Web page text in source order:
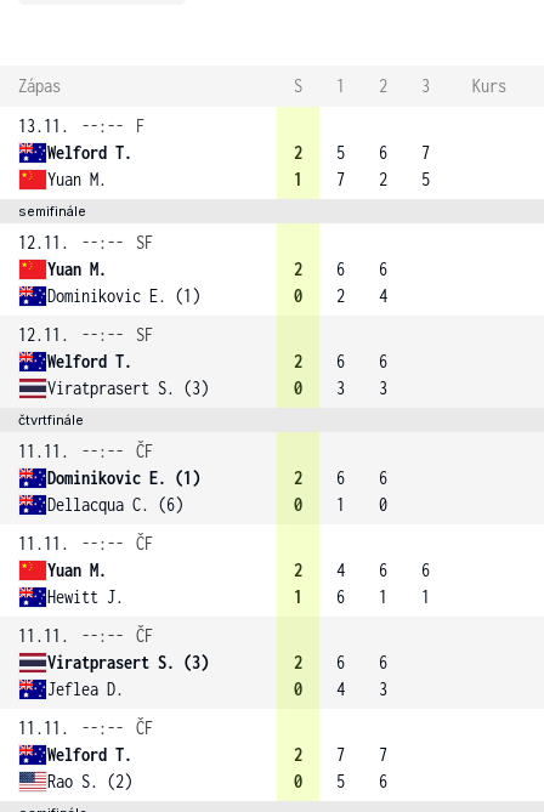
Zápas S 1 2 3
Kurs
13.11.
--:--
F
Welford T.
Yuan M.
2
1
5
7
6
2
7
5
semifinále
12.11. --:--
SF
Yuan M.
Dominikovic E. (1)
2
0
6
2
6
4
12.11.
--:--
SF
Welford T.
Viratprasert S. (3)
2
0
6
3
6
3
čtvrtfinále
11.11. --:--
ČF
Dominikovic E. (1)
Dellacqua C. (6)
2
0
6
1
6
0
11.11.
--:--
ČF
Yuan M.
Hewitt J.
2
1
4
6
6
1
6
1
11.11.
--:--
ČF
Viratprasert S. (3)
Jeflea D.
2
0
6
4
6
3
11.11.
--:--
ČF
Welford T.
Rao S. (2)
2
0
7
5
7
6